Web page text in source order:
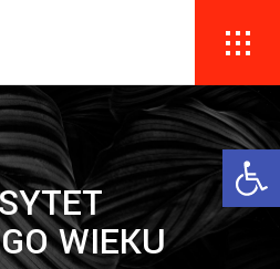
WIEKU